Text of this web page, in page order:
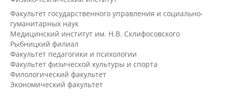
Факультет государственного управления и социально-
гуманитарных наук
Медицинский институт им. Н.В. Склифосовского
Рыбницкий филиал
Факультет педагогики и психологии
Факультет физической культуры и спорта
Филологический факультет
Экономический факультет